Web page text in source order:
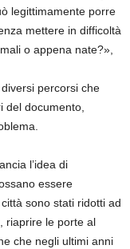
legittimamente porre
mettere in difficoltà
o appena nate?»,
percorsi che
del documento,
l’idea di
essere
sono stati ridotti ad
riaprire le porte al
che negli ultimi anni